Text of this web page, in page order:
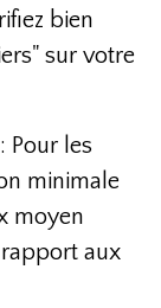
bien
sur votre
Pour les
minimale
moyen
aux